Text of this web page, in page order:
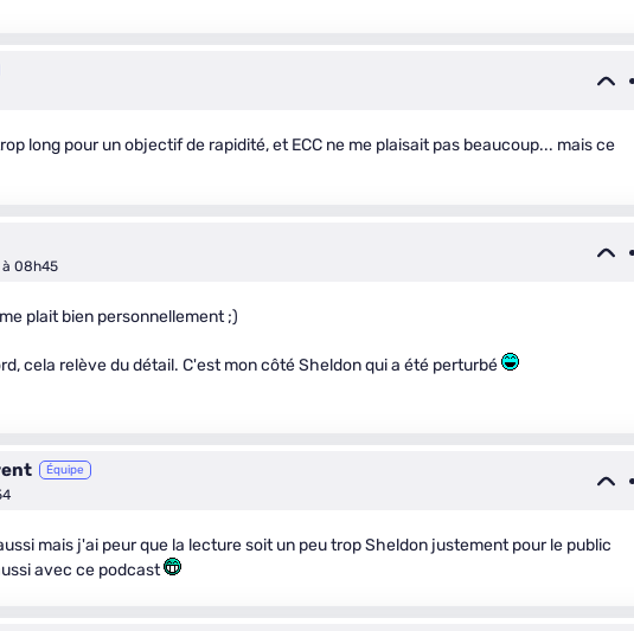
long pour un objectif de rapidité, et ECC ne me plaisait pas beaucoup... mais ce
08h45
me plait bien personnellement ;)
cela relève du détail. C'est mon côté Sheldon qui a été perturbé
Équipe
mais j'ai peur que la lecture soit un peu trop Sheldon justement pour le public
avec ce podcast